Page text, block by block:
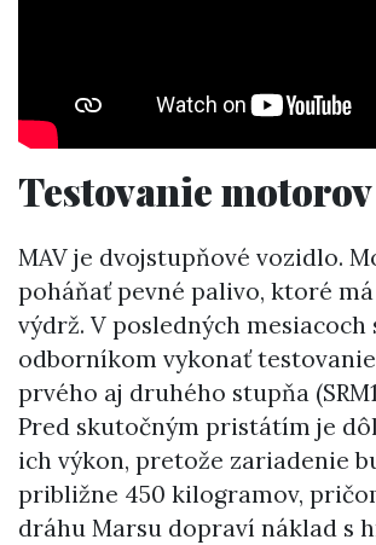
Testovanie motorov
MAV je dvojstupňové vozidlo.
poháňať pevné palivo, ktoré
výdrž. V posledných
odborníkom vykonať
prvého aj druhého stupňa (SRM1
Pred skutočným pristátím je
ich výkon, pretože zariadenie
približne 450 kilogramov,
dráhu Marsu dopraví náklad s